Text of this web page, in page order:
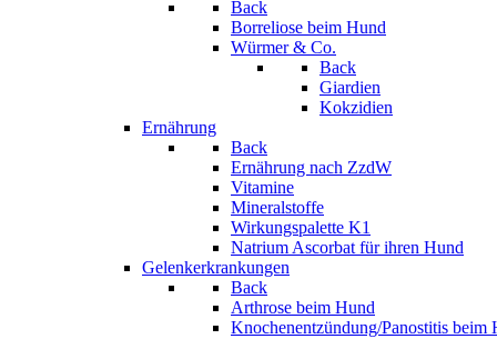
Back
Borreliose beim Hund
Würmer & Co.
Back
Giardien
Kokzidien
Ernährung
Back
Ernährung nach ZzdW
Vitamine
Mineralstoffe
Wirkungspalette K1
Natrium Ascorbat für ihren Hund
Gelenkerkrankungen
Back
Arthrose beim Hund
Knochenentzündung/Panostitis beim